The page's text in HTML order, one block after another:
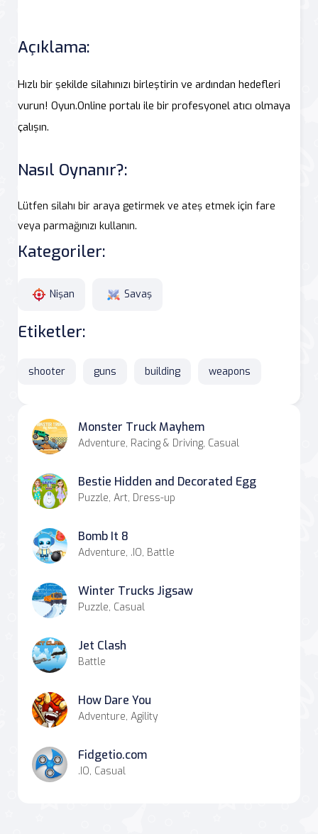
Açıklama:
Hızlı bir şekilde silahınızı birleştirin ve ardından hedefleri
vurun! Oyun.Online portalı ile bir profesyonel atıcı olmaya
çalışın.
Nasıl Oynanır?:
Lütfen silahı bir araya getirmek ve ateş etmek için fare
veya parmağınızı kullanın.
Kategoriler:
Nişan Savaş
Etiketler:
shooter guns building weapons
Monster Truck Mayhem
Adventure, Racing & Driving, Casual
Bestie Hidden and Decorated Egg
Puzzle, Art, Dress-up
Bomb It 8
Adventure, .IO, Battle
Winter Trucks Jigsaw
Puzzle, Casual
Jet Clash
Battle
How Dare You
Adventure, Agility
Fidgetio.com
.IO, Casual